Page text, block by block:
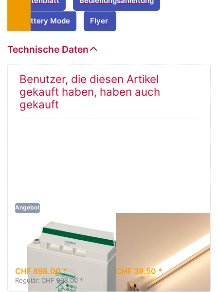
Battery Mode Flyer
Technische Daten
Benutzer, die diesen Artikel
gekauft haben, haben auch
gekauft
Angebot
Hoppecke Sun
Power OPzV VR
L bloc 370-6
CHF 898.00 *
Regulär: CHF 998.00 *
warmweiss
CHF 39.50 *